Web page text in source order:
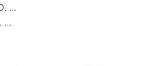
...
...